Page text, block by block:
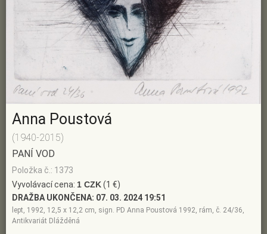
Anna Poustová
(1940-2015)
PANÍ VOD
Položka č.: 1373
Vyvolávací cena: 1 CZK(1 €)
DRAŽBA UKONČENA: 07. 03. 2024 19:51
lept, 1992, 12,5 x 12,2 cm, sign. PD Anna Poustová 1992, rám, č. 24/36,
Antikvariát Dlážděná